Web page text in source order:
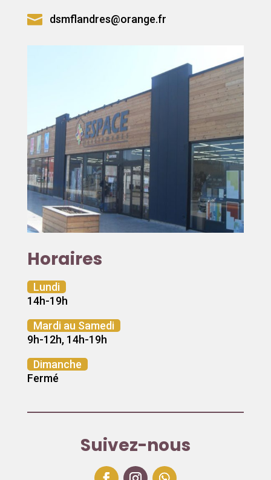
 dsmflandres@orange.fr
Horaires
Lundi
14h-19h
Mardi au Samedi
9h-12h, 14h-19h
Dimanche
Fermé
Suivez-nous